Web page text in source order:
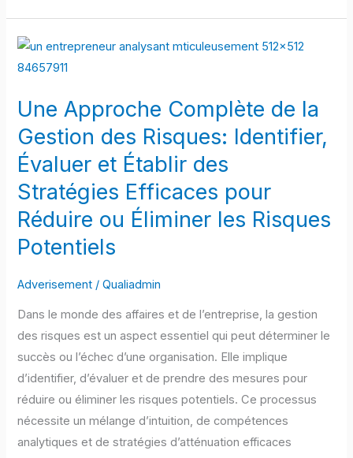
Une Approche Complète de la
Gestion des Risques: Identifier,
Évaluer et Établir des
Stratégies Efficaces pour
Réduire ou Éliminer les Risques
Potentiels
Adverisement /Qualiadmin
Dans le monde des affaires et de l’entreprise, la gestion
des risques est un aspect essentiel qui peut déterminer le
succès ou l’échec d’une organisation. Elle implique
d’identifier, d’évaluer et de prendre des mesures pour
réduire ou éliminer les risques potentiels. Ce processus
nécessite un mélange d’intuition, de compétences
analytiques et de stratégies d’atténuation efficaces
Une
Approche
de
la
Gestion
des
Risques:
Identifier,
Évaluer
et
Établir
Stratégies
Efficaces
pour
Réduire
ou
Éliminer
les